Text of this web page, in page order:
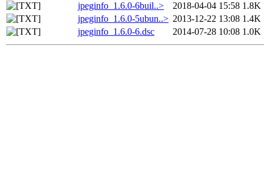
jpeginfo_1.6.0-6buil..>
2018-04-04 15:58 1.8K
jpeginfo_1.6.0-5ubun..> 2013-12-22 13:08 1.4K
jpeginfo_1.6.0-6.dsc
2014-07-28 10:08 1.0K